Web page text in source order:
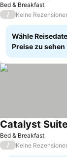
Bed & Breakfast
/ Keine
Wähle
Preise zu sehen
Bed & Breakfast
Catalyst
/ Keine